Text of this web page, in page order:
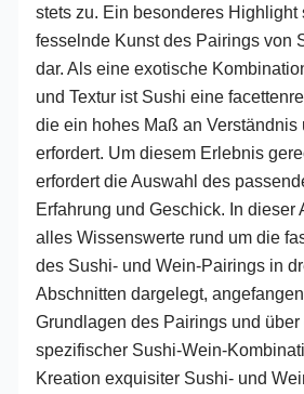
stets zu. Ein besonderes Highlight
fesselnde Kunst des Pairings von
dar. Als eine exotische
und Textur ist Sushi eine
die ein hohes Maß an Verständnis
erfordert. Um diesem Erlebnis
erfordert die Auswahl des
Erfahrung und Geschick. In dieser
alles Wissenswerte rund um die
des Sushi- und Wein-Pairings in
Abschnitten dargelegt,
Grundlagen des Pairings und über
spezifischer Sushi-Wein-
Kreation exquisiter Sushi- und